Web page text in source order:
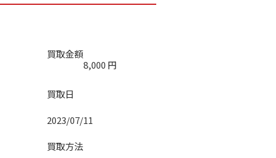
買取金額
8,000 円
買取日
2023/07/11
買取方法